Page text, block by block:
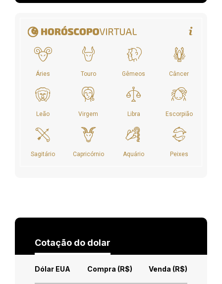
Cotação do dolar
Dólar EUA Compra (R$) Venda (R$)